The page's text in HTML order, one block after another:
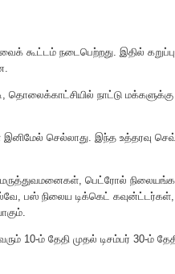
கூட்டம் நடைபெற்றது. இதில்
தொலைக்காட்சியில் நாட்டு மக்களுக்கு
இனிமேல் செல்லாது. இந்த உத்தரவு
பெட்ரோல்
பஸ் நிலைய டிக்கெட் கவுன்ட்டர்கள்,
10-ம் தேதி முதல் டிசம்பர் 30-ம்